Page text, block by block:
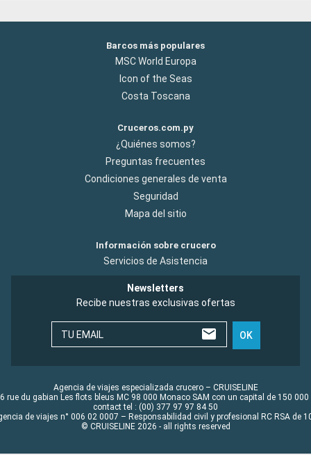
Barcos más populares
MSC World Europa
Icon of the Seas
Costa Toscana
Cruceros.com.py
¿Quiénes somos?
Preguntas frecuentes
Condiciones generales de venta
Seguridad
Mapa del sitio
Información sobre crucero
Servicios de Asistencia
Newsletters
Recibe nuestras exclusivas ofertas
TU EMAIL OK
Agencia de viajes especializada crucero – CRUISELINE
rue du gabian Les flots bleus MC 98 000 Monaco SAM con un capital de 150 000
contact tel : (00) 377 97 97 84 50
de viajes n° 006 02 0007 – Responsabilidad civil y profesional RC RSA de
© CRUISELINE 2026 - all rights reserved